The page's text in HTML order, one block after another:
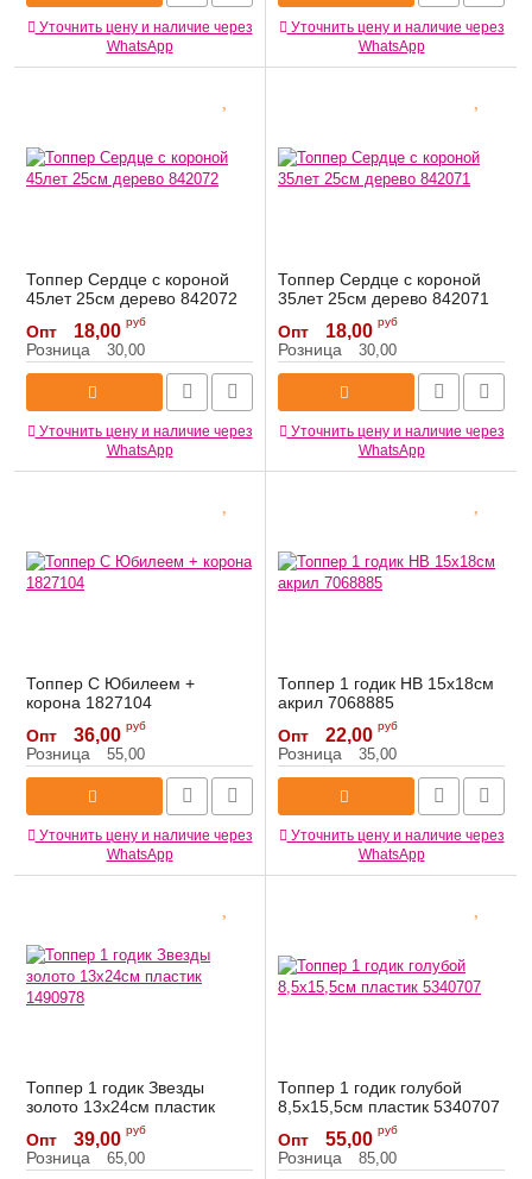
Уточнить цену и наличие через
WhatsApp
Уточнить цену и наличие через
WhatsApp
Топпер Сердце с короной
45лет 25см дерево 842072
Артикул: 842072
Опт 18,00 руб
Розница 30,00
Уточнить цену и наличие через
WhatsApp
Топпер Сердце с короной
35лет 25см дерево 842071
Артикул: 842071
Опт 18,00 руб
Розница 30,00
Уточнить цену и наличие через
WhatsApp
Топпер С Юбилеем +
корона 1827104
Артикул: 1827104
Опт 36,00 руб
Розница 55,00
Уточнить цену и наличие через
WhatsApp
Топпер 1 годик HB 15х18см
акрил 7068885
Артикул: 7068885
Опт 22,00 руб
Розница 35,00
Уточнить цену и наличие через
WhatsApp
Топпер 1 годик Звезды
золото 13х24см пластик
Артикул: 1490978
Опт 39,00 руб
Розница 65,00
Топпер 1 годик голубой
8,5х15,5см пластик 5340707
Артикул: 5340707
Опт 55,00 руб
Розница 85,00